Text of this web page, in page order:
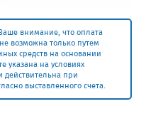
внимание, что оплата
возможна только путем
средств на основании
указана на условиях
действительна при
выставленного счета.